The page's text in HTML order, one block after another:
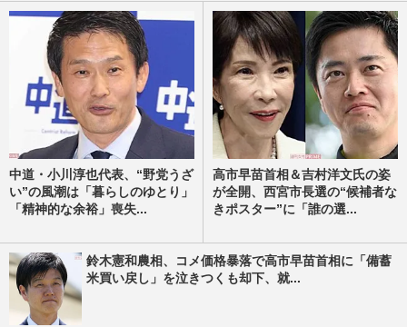
中道・小川淳也代表、“野党うざ
い”の風潮は「暮らしのゆとり」
「精神的な余裕」喪失...
高市早苗首相＆吉村洋文氏の姿
が全開、西宮市長選の“候補者な
きポスター”に「誰の選...
鈴木憲和農相、コメ価格暴落で高市早苗首相に「備蓄
米買い戻し」を泣きつくも却下、就...